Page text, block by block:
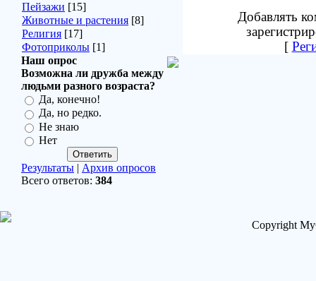
Пейзажи [15]
Животные и растения [8]
Религия [17]
Фотоприколы [1]
Наш опрос
Возможна ли дружба между
людьми разного возраста?
Да, конечно!
Да, но редко.
Не знаю
Нет
Результаты | Архив опросов
Всего ответов: 384
Добавлять
[
Copyright